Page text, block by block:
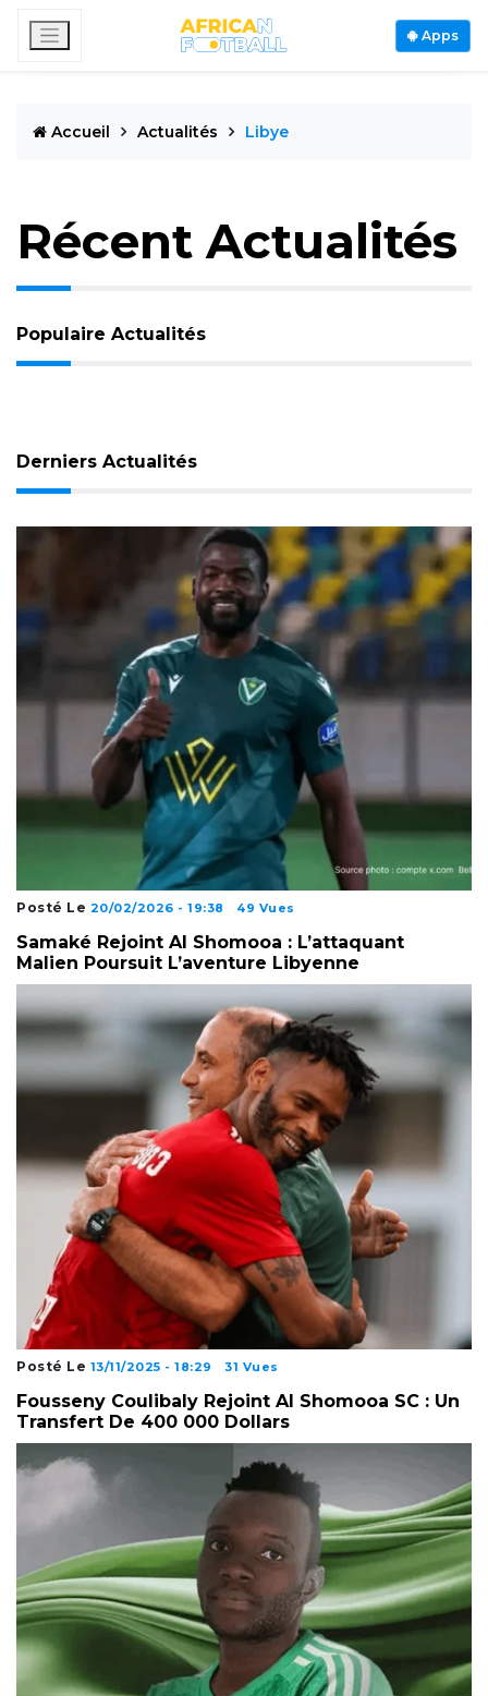
Apps
Accueil Actualités Libye
Récent Actualités
Populaire Actualités
Derniers Actualités
Posté Le 20/02/2026 - 19:38 49 Vues
Samaké Rejoint Al Shomooa : L’attaquant
Malien Poursuit L’aventure Libyenne
Posté Le 13/11/2025 - 18:29 31 Vues
Fousseny Coulibaly Rejoint Al Shomooa SC : Un
Transfert De 400 000 Dollars